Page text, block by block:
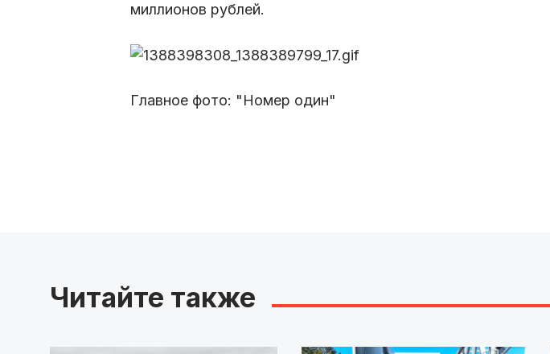
миллионов рублей.
Главное фото: "Номер один"
Читайте также